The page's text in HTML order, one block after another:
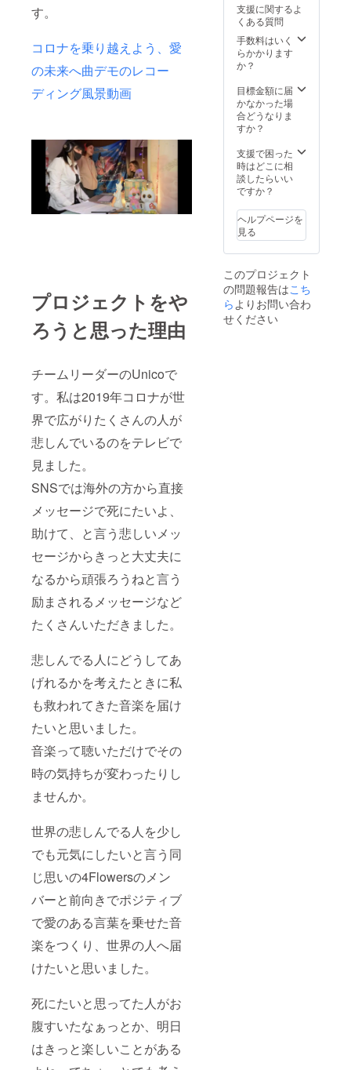
す。
コロナを乗り越えよう、愛
の未来へ曲デモのレコー
ディング風景動画
プロジェクトをや
ろうと思った理由
チームリーダーのUnicoで
す。私は2019年コロナが世
界で広がりたくさんの人が
悲しんでいるのをテレビで
見ました。
SNSでは海外の方から直接
メッセージで死にたいよ、
助けて、と言う悲しいメッ
セージからきっと大丈夫に
なるから頑張ろうねと言う
励まされるメッセージなど
たくさんいただきました。
悲しんでる人にどうしてあ
げれるかを考えたときに私
も救われてきた音楽を届け
たいと思いました。
音楽って聴いただけでその
時の気持ちが変わったりし
ませんか。
世界の悲しんでる人を少し
でも元気にしたいと言う同
じ思いの4Flowersのメン
バーと前向きでポジティブ
で愛のある言葉を乗せた音
楽をつくり、世界の人へ届
けたいと思いました。
死にたいと思ってた人がお
腹すいたなぁっとか、明日
はきっと楽しいことがある
ンガーソン
グライ
ター・SNS
配信番組
ameguroの
パーソナリ
ティを務め
る。
UNICOの名
物UNICORN
からの名前
であり、ユ
ニコーンは
癒し、調
和、夢を叶
えるなどの
イン入
写真＋
オフ写
5. レ
コー
グ裏映
像 6. メ
ンバー
からの
動画 7.
ライブ
への招
待券&楽
挨拶券&
メン
バーの
写真撮
頃、土
日、夜
有効期
限：
2021年
支援に関するよ
くある質問
手数料はいく
らかかります
か？
目標金額に届
かなかった場
合どうなりま
すか？
支援で困った
時はどこに相
談したらいい
ですか？
ヘルプページを
見る
このプロジェクト
の問題報告はこち
ら よりお問い合わ
せください